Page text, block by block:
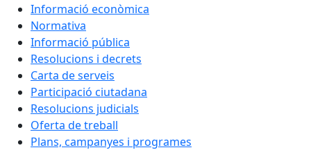
Informació econòmica
Normativa
Informació pública
Resolucions i decrets
Carta de serveis
Participació ciutadana
Resolucions judicials
Oferta de treball
Plans, campanyes i programes